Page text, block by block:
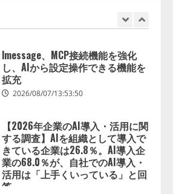
lmessage、MCP接続機能を強化
し、AIから設定操作できる機能を
拡充
2026/08/07/13:53:50
【2026年企業のAI導入・活用に関
する調査】AIを組織として導入で
きている企業は26.8％。AI導入企
業の68.0％が、自社でのAI導入・
活用は「上手くいっている」と回
答